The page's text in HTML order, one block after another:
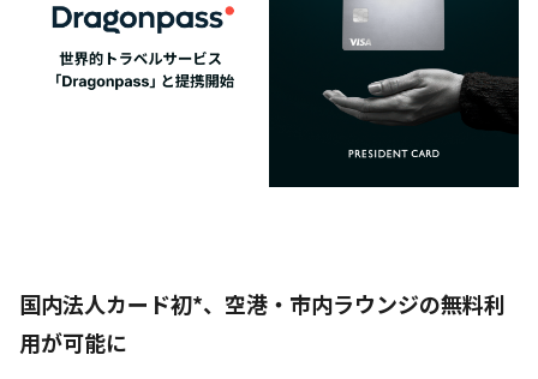
国内法人カード初*、空港・市内ラウンジの無料利
用が可能に